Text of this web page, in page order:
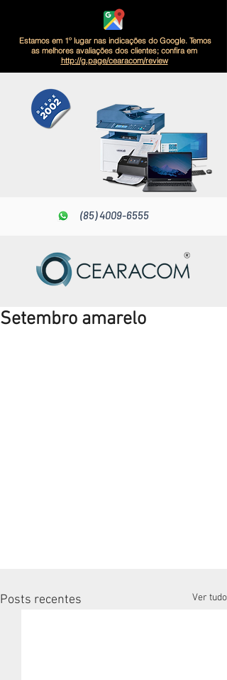
Estamos em 1º lugar nas indicações do Google. Temos
as melhores avaliações dos clientes; confira em
http://g.page/cearacom/review
(85) 4009-6555
Setembro amarelo
Posts recentes Ver tudo